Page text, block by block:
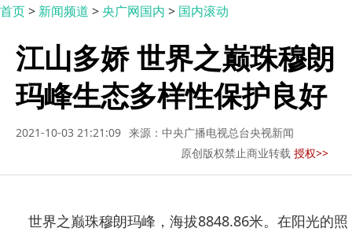
首页> 新闻频道 >央广网国内 > 国内滚动
江山多娇 世界之巅珠穆朗
玛峰生态多样性保护良好
2021-10-03 21:21:09 来源：中央广播电视总台央视新闻
原创版权禁止商业转载 授权>>
世界之巅珠穆朗玛峰，海拔8848.86米。在阳光的照